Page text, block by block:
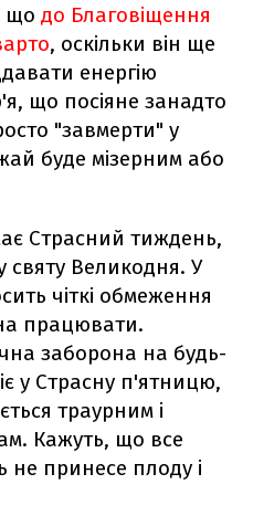
що до Благовіщення
, оскільки він ще
енергію
що посіяне занадто
"завмерти" у
буде мізерним або
Страсний тиждень,
святу Великодня. У
чіткі обмеження
працювати.
заборона на будь-
у Страсну п'ятницю,
траурним і
Кажуть, що все
принесе плоду і